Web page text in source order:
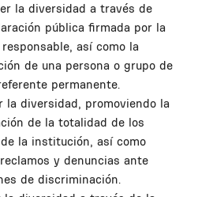
la diversidad a través de
pública firmada por la
así como la
de una persona o grupo de
permanente.
la diversidad, promoviendo la
de la totalidad de los
la institución, así como
y denuncias ante
de discriminación.